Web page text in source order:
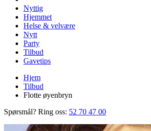
Nyttig
Hjemmet
Helse & velvære
Nytt
Party
Tilbud
Gavetips
Hjem
Tilbud
Flotte øyenbryn
Spørsmål? Ring oss: 52 70 47 00